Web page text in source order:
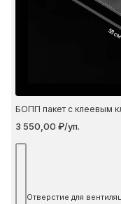
58
БОПП пакет с клеевым
3 550,00 ₽/уп.
Отверстие для